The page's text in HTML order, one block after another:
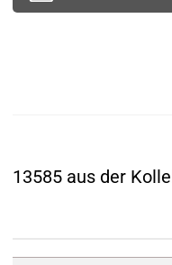
13585 aus der